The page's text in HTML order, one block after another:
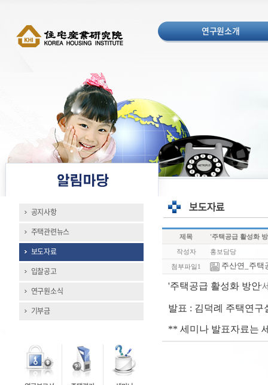
연구원소개
공지사항
주택관련뉴스
보도자료
입찰공고
연구원소식
기부금
제목 '주택공급 활성화
작성자 홍보담당
첨부파일1 주산연_주택
'주택공급 활성화 방안'
발표 : 김덕례 주택연구
** 세미나 발표자료는